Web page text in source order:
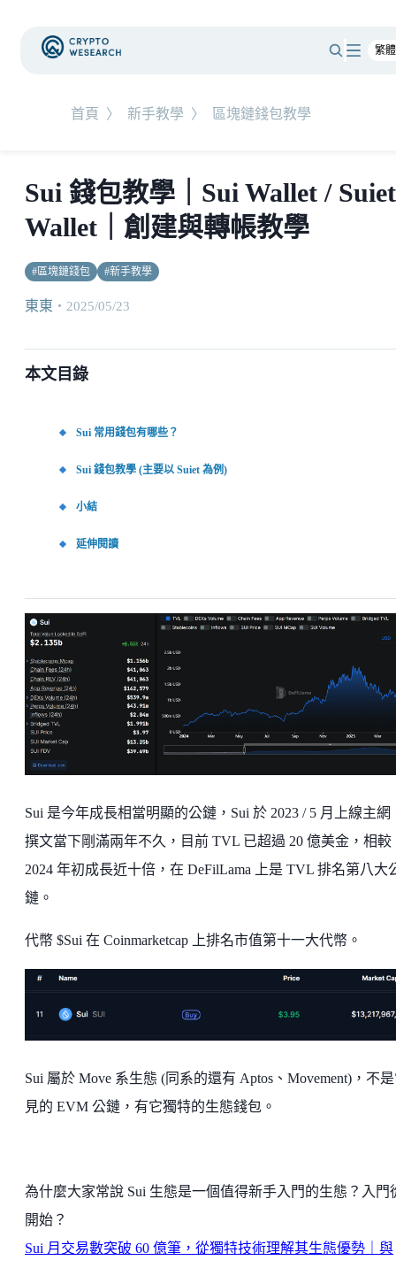
首頁 〉 新手教學 〉 區塊鏈錢包教學
Sui 錢包教學｜Sui Wallet / Suiet
Wallet｜創建與轉帳教學
#區塊鏈錢包 #新手教學
東東 ・ 2025/05/23
本文目錄
Sui 常用錢包有哪些？
Sui 錢包教學 (主要以 Suiet 為例)
小結
延伸閱讀
Sui 是今年成長相當明顯的公鏈，Sui 於 2023 / 5 月上線主網
撰文當下剛滿兩年不久，目前 TVL 已超過 20 億美金，相較
2024 年初成長近十倍，在 DeFilLama 上是 TVL 排名第八大
鏈。
代幣 $Sui 在 Coinmarketcap 上排名市值第十一大代幣。
Sui 屬於 Move 系生態 (同系的還有 Aptos、Movement)，不
見的 EVM 公鏈，有它獨特的生態錢包。
為什麼大家常說 Sui 生態是一個值得新手入門的生態？入門
開始？
Sui 月交易數突破 60 億筆，從獨特技術理解其生態優勢｜與